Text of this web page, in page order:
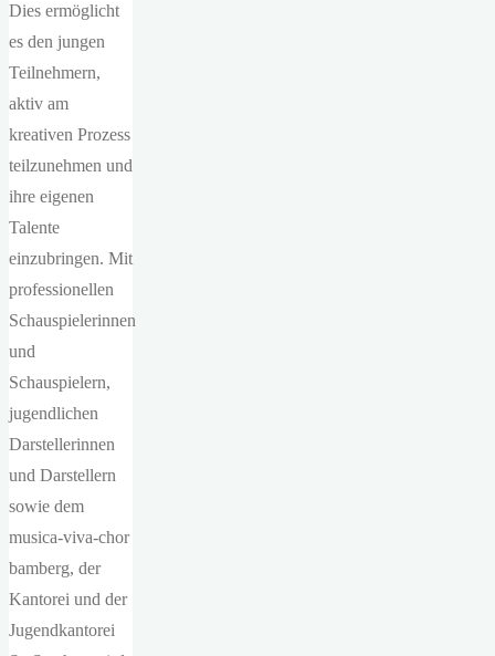
Dies ermöglicht
es den jungen
Teilnehmern,
aktiv am
kreativen Prozess
teilzunehmen und
ihre eigenen
Talente
einzubringen. Mit
professionellen
Schauspielerinnen
und
Schauspielern,
jugendlichen
Darstellerinnen
und Darstellern
sowie dem
musica-viva-chor
bamberg, der
Kantorei und der
Jugendkantorei